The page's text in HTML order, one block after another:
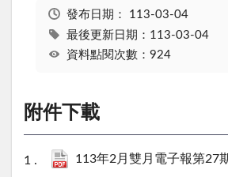
發布日期： 113-03-04
最後更新日期：113-03-04
資料點閱次數：924
附件下載
113年2月雙月電子報第27